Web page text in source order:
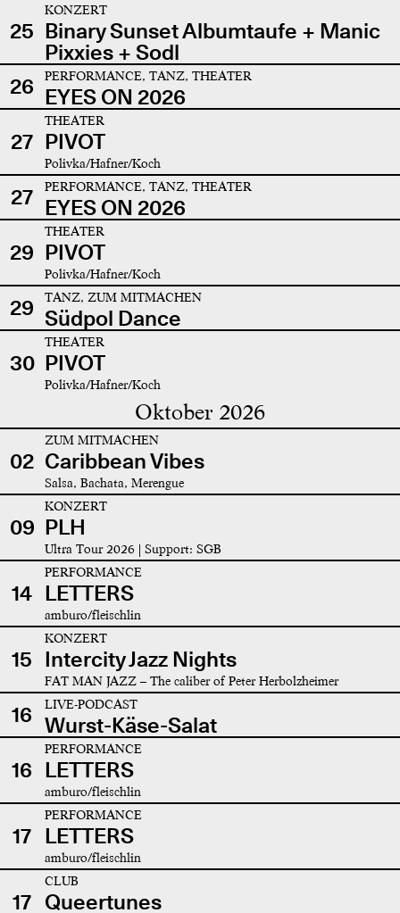
25
KONZERT
Binary Sunset Albumtaufe + Manic
Pixxies + Sodl
26
PERFORMANCE, TANZ, THEATER
EYES ON 2026
27
THEATER
PIVOT
Polivka/Hafner/Koch
27 PERFORMANCE, TANZ, THEATER
EYES ON 2026
29
THEATER
PIVOT
Polivka/Hafner/Koch
29 TANZ, ZUM MITMACHEN
Südpol Dance
30
THEATER
PIVOT
Polivka/Hafner/Koch
Oktober 2026
02
ZUM MITMACHEN
Caribbean Vibes
Salsa, Bachata, Merengue
09
KONZERT
PLH
Ultra Tour 2026 | Support: SGB
14
PERFORMANCE
LETTERS
amburo/fleischlin
15
KONZERT
Intercity Jazz Nights
FAT MAN JAZZ – The caliber of Peter Herbolzheimer
16 LIVE-PODCAST
Wurst-Käse-Salat
16
PERFORMANCE
LETTERS
amburo/fleischlin
17
PERFORMANCE
LETTERS
amburo/fleischlin
17
CLUB
Queertunes